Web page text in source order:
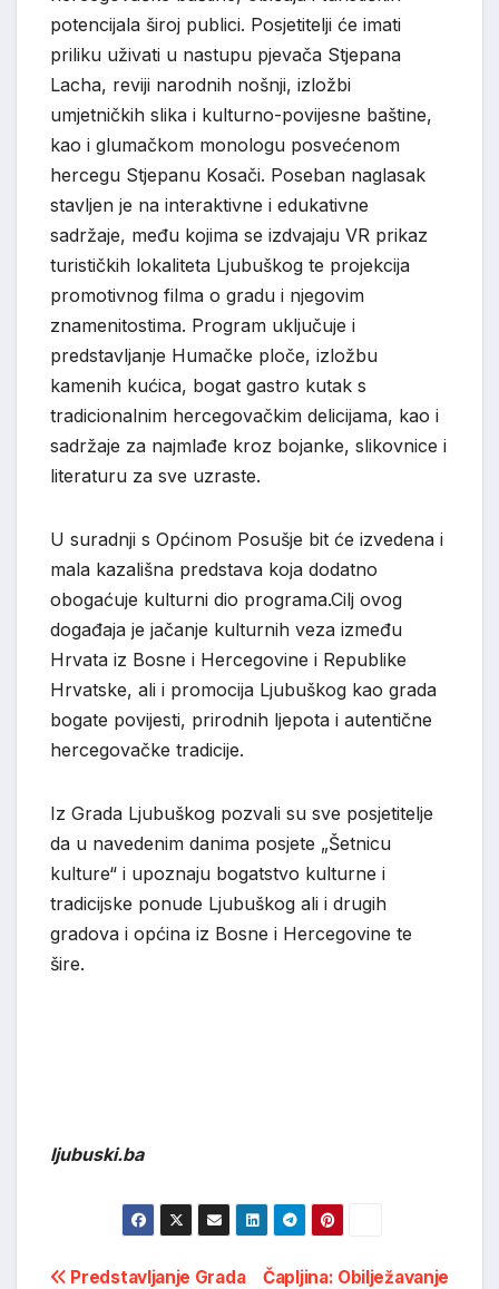
potencijala široj publici. Posjetitelji će imati
priliku uživati u nastupu pjevača Stjepana
Lacha, reviji narodnih nošnji, izložbi
umjetničkih slika i kulturno-povijesne baštine,
kao i glumačkom monologu posvećenom
hercegu Stjepanu Kosači. Poseban naglasak
stavljen je na interaktivne i edukativne
sadržaje, među kojima se izdvajaju VR prikaz
turističkih lokaliteta Ljubuškog te projekcija
promotivnog filma o gradu i njegovim
znamenitostima. Program uključuje i
predstavljanje Humačke ploče, izložbu
kamenih kućica, bogat gastro kutak s
tradicionalnim hercegovačkim delicijama, kao i
sadržaje za najmlađe kroz bojanke, slikovnice i
literaturu za sve uzraste.
U suradnji s Općinom Posušje bit će izvedena i
mala kazališna predstava koja dodatno
obogaćuje kulturni dio programa.Cilj ovog
događaja je jačanje kulturnih veza između
Hrvata iz Bosne i Hercegovine i Republike
Hrvatske, ali i promocija Ljubuškog kao grada
bogate povijesti, prirodnih ljepota i autentične
hercegovačke tradicije.
Iz Grada Ljubuškog pozvali su sve posjetitelje
da u navedenim danima posjete „Šetnicu
kulture“ i upoznaju bogatstvo kulturne i
tradicijske ponude Ljubuškog ali i drugih
gradova i općina iz Bosne i Hercegovine te
šire.
ljubuski.ba
Čapljina: Obilježavanje
Predstavljanje Grada